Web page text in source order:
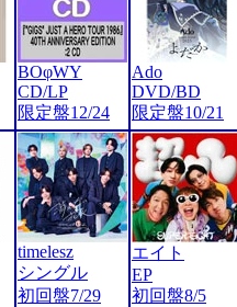
BOφWY
CD/LP
限定盤12/24
Ado
DVD/BD
限定盤10/21
timelesz
シングル
初回盤7/29
エイト
EP
初回盤8/5